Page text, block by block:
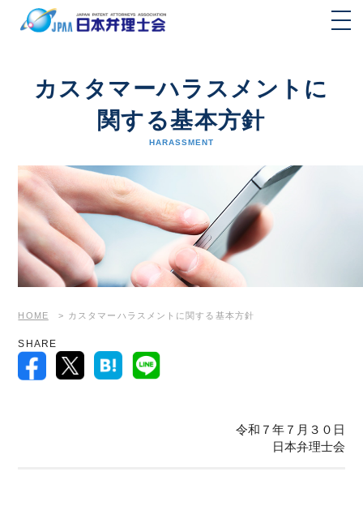
カスタマーハラスメントに
関する基本方針
HARASSMENT
HOME > カスタマーハラスメントに 関する基本方針
SHARE
令和７年７月３０日
日本弁理士会